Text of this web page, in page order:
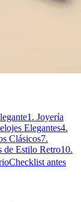
1. Joyería
Elegantes4.
Clásicos7.
de Estilo Retro10.
Checklist antes